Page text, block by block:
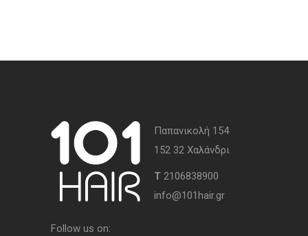
Παπανικολή 154
152 32 Χαλάνδρι
Τ 2106838900
info@101hair.gr
Follow us on: